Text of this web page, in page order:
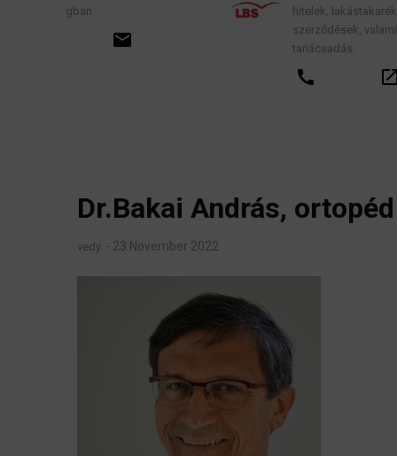
hitelek, lakástakarék- és építési
szerződések, valamint kapcsolódó
Dr.Bakai András,
vedy 23 November 2022